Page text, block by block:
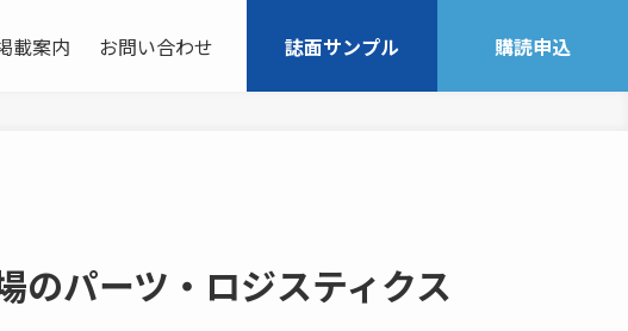
載案内 お問い合わせ 誌面サンプル 購読申込
パーツ・ロジスティクス